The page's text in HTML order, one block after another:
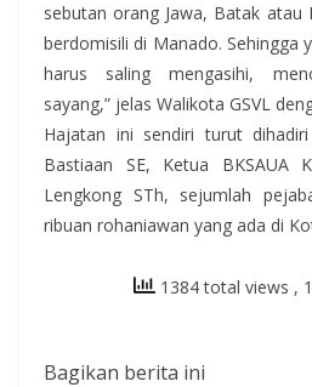
sebutan orang Jawa, Batak atau
berdomisili di Manado. Sehingga
harus saling mengasihi,
sayang,” jelas Walikota GSVL
Hajatan ini sendiri turut
Bastiaan SE, Ketua BKSAUA
Lengkong STh, sejumlah
ribuan rohaniawan yang ada di
1384 total views ,
Bagikan berita ini